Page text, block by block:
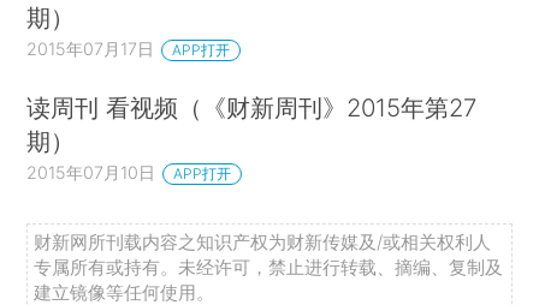
期）
2015年07月17日 APP打开
读周刊 看视频（《财新周刊》2015年第27
期）
2015年07月10日 APP打开
财新网所刊载内容之知识产权为财新传媒及/或相关权利人
专属所有或持有。未经许可，禁止进行转载、摘编、复制及
建立镜像等任何使用。